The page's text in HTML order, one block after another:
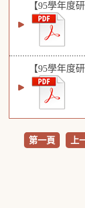
【95學年度
【95學年度
第一頁 上